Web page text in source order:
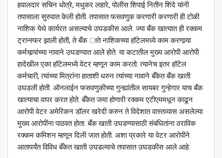
हवालदार सचिन धोत्रे, मधुकर लहारे, पोलीस शिपाई नितीन शिंदे यांनी
तपासाला सुरुवात केली होती. तपासात फसवणुक करणारी करणारी ही टोळी
नाशिक येथे कार्यरत असल्याचे उघडकीस आले. ज्या बँक खात्यात ही रक्कम
ट्रान्स्फर झाली होती, ते बँक ाते नाशिकच्या हॉटेलमध्ये काम करणार्‍या
कर्मचार्‍यांच्या नावाने उघडण्यात आले होते. या कटातील मुख्य आरोपी आरोपी
हादेखील एका हॉटेलमध्ये वेटर म्हणून काम करतो. त्यानेच इतर हॉटेल
कर्मचारी, त्यांच्या मित्रांना हाताशी धरुन त्यांच्या नावाने बँकेत बँक खाती
उघडली होती. ऑनलाईन फसवणुकीच्या गुन्ह्यांतील सायबर गुन्हेगार याच बँक
खात्याचा वापर करत होते. बँकेत जमा होणारी रक्कम एटीएममधून काढून
आरोपी वेटर अमेरिकन डॉलर खरेदी करुन ते विदेशात वास्तव्यास असलेल्या
मुख्य आरोपींना पाठवत होता. बँक खाती उघडण्यासाठी संबंधितांना ठराविक
रक्कम कमिशन म्हणून दिली जात होती. अशा प्रकारे या वेटर आरोपीने
आतापर्यंत विविध बँकेत खाती उघडल्याचे तपासात उघडकीस आले आहे.